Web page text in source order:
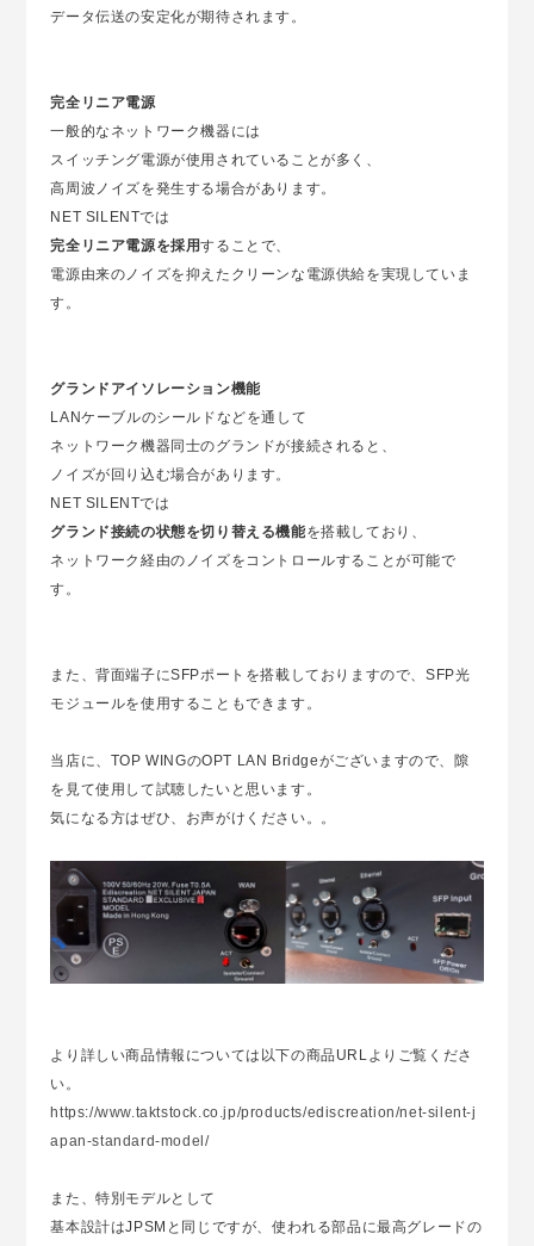
データ伝送の安定化が期待されます。
完全リニア電源
一般的なネットワーク機器には
スイッチング電源が使用されていることが多く、
高周波ノイズを発生する場合があります。
NET SILENTでは
完全リニア電源を採用することで、
電源由来のノイズを抑えたクリーンな電源供給を実現していま
す。
グランドアイソレーション機能
LANケーブルのシールドなどを通して
ネットワーク機器同士のグランドが接続されると、
ノイズが回り込む場合があります。
NET SILENTでは
グランド接続の状態を切り替える機能を搭載しており、
ネットワーク経由のノイズをコントロールすることが可能で
す。
また、背面端子にSFPポートを搭載しておりますので、SFP光
モジュールを使用することもできます。
当店に、TOP WINGのOPT LAN Bridgeがございますので、隙
を見て使用して試聴したいと思います。
気になる方はぜひ、お声がけください。。
より詳しい商品情報については以下の商品URLよりご覧くださ
い。
https://www.taktstock.co.jp/products/ediscreation/net-silent-j
apan-standard-model/
また、特別モデルとして
基本設計はJPSMと同じですが、使われる部品に最高グレードの